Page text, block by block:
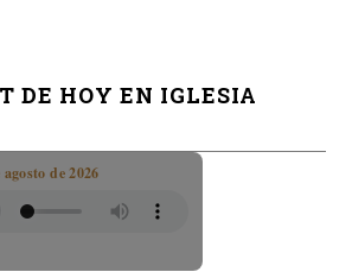
DE HOY EN IGLESIA
de 2026